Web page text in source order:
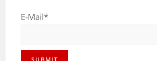
E-Mail*